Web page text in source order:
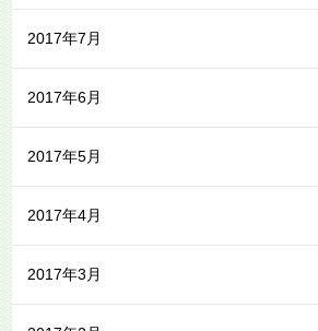
2017年7月
2017年6月
2017年5月
2017年4月
2017年3月